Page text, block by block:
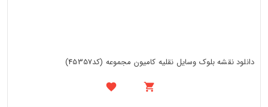
دانلود نقشه بلوک وسایل نقلیه کامیون مجموعه (کد45357)